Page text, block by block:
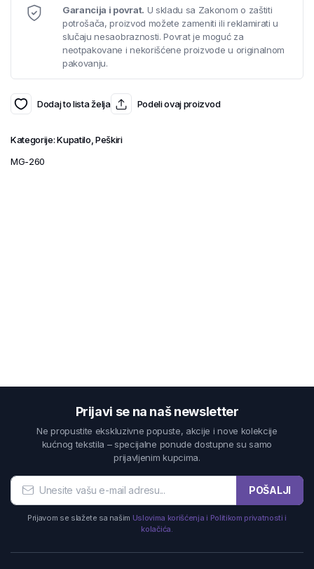
Garancija i povrat. U skladu sa Zakonom o zaštiti
potrošača, proizvod možete zameniti ili reklamirati u
slučaju nesaobraznosti. Povrat je moguć za
neotpakovane i nekorišćene proizvode u originalnom
pakovanju.
Dodaj to lista želja Podeli ovaj proizvod
Kategorije:Kupatilo Peškiri
MG-260
Prijavi se na naš newsletter
Ne propustite ekskluzivne popuste, akcije i nove kolekcije
kućnog tekstila – specijalne ponude dostupne su samo
prijavljenim kupcima.
POŠALJI
Prijavom se slažete sa našim Uslovima korišćenja i Politikom privatnosti i
kolačića.